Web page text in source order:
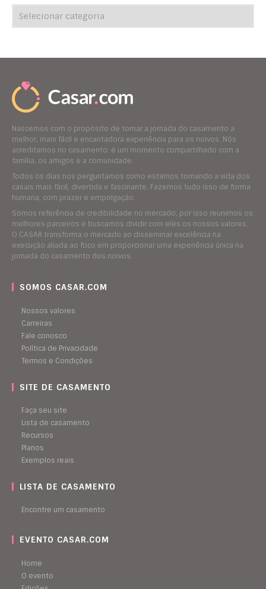
Nascemos com o propósito de tornar a jornada do casamento a
melhor, mais fácil e encantadora experiência para os noivos. Nós
acreditamos no casamento: é um momento compartilhado com a
família, os amigos e a comunidade.
Todos os dias nos perguntamos como estamos tornando a vida dos
casais mais fácil, divertida e fascinante. Fazemos tudo isso de forma
humana, com prazer e empolgação.
Somos referência de credibilidade no mercado, por isso reunimos os
melhores parceiros e buscamos dividir com eles os nossos valores.
O CASAR transforma o mercado ao disseminar excelência na
execução aliada ao foco em proporcionar uma experiência única na
jornada do casamento dos noivos.
SOMOS CASAR.COM
Nossos valores
Carreiras
Fale conosco
Política de Privacidade
Termos e Condições
SITE DE CASAMENTO
Faça seu site
Lista de casamento
Recursos
Planos
Exemplos reais
LISTA DE CASAMENTO
Encontre um casamento
EVENTO CASAR.COM
Home
O evento